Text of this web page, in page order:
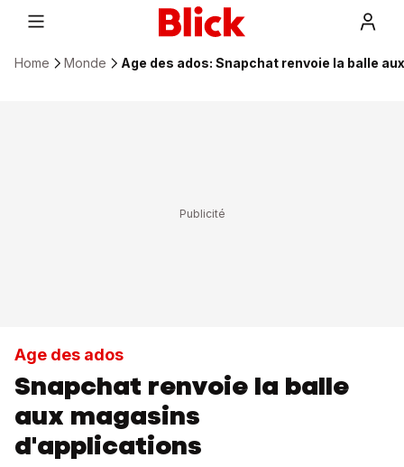
Home Monde Age des ados: Snapchat renvoie la balle
Age des ados
Snapchat renvoie la balle
aux magasins
d'applications